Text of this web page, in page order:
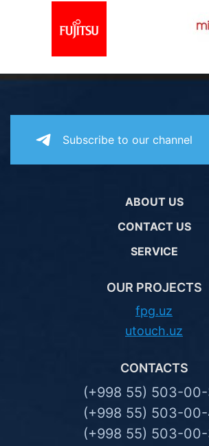
Subscribe to our channel
ABOUT US
CONTACT US
SERVICE
OUR PROJECTS
fpg.uz
utouch.uz
CONTACTS
(+998 55) 503-
(+998 55) 503-
(+998 55) 503-